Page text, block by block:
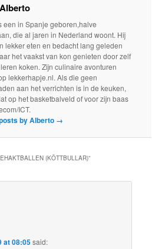
een in Spanje geboren,halve
die al jaren in Nederland woont. Hij
lekker eten en bedacht lang geleden
het vaakst van kon genieten door zelf
koken. Zijn culinaire avonturen
lekkerhapje.nl. Als die geen
aan het verrichten is in de keuken,
op het basketbalveld of voor zijn baas
ICT.
by Alberto →
(KÖTTBULLAR)”
at 08:05said: